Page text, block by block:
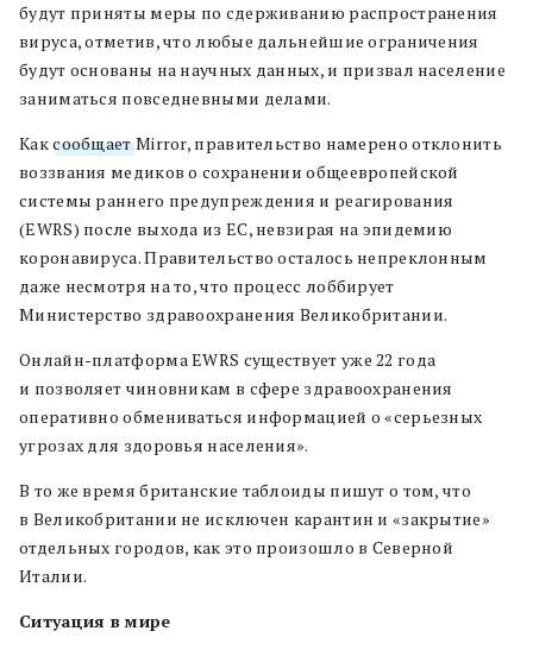
будут приняты меры по сдерживанию распространения
вируса, отметив, что любые дальнейшие ограничения
будут основаны на научных данных, и призвал население
заниматься повседневными делами.
КаксообщаетMirror, правительство намерено отклонить
воззвания медиков о сохранении общеевропейской
системы раннего предупреждения и реагирования
(EWRS) после выхода из ЕС, невзирая на эпидемию
коронавируса. Правительство осталось непреклонным
даже несмотря на то, что процесс лоббирует
Министерство здравоохранения Великобритании.
Онлайн-платформа EWRS существует уже 22 года
и позволяет чиновникам в сфере здравоохранения
оперативно обмениваться информацией о «серьезных
угрозах для здоровья населения».
В то же время британские таблоиды пишут о том, что
в Великобритании не исключен карантин и «закрытие»
отдельных городов, как это произошло в Северной
Италии.
Ситуация в мире